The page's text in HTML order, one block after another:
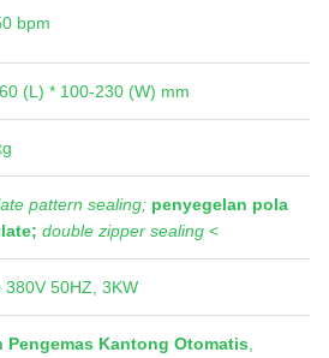
bpm
(L) * 100-230 (W) mm
pattern sealing; penyegelan pola
double zipper sealing <
380V 50HZ, 3KW
Pengemas Kantong Otomatis